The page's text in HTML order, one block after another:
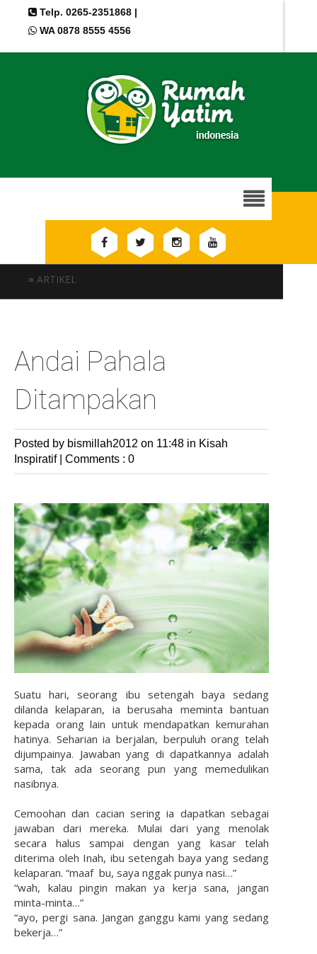
Telp. 0265-2351868 |
WA 0878 8555 4556
≡ ARTIKEL
Andai Pahala
Ditampakan
Posted by bismillah2012 on 11:48 in Kisah
Inspiratif
Comments : 0
Suatu hari, seorang ibu setengah baya sedang
dilanda kelaparan, ia berusaha meminta bantuan
kepada orang lain untuk mendapatkan kemurahan
hatinya. Seharian ia berjalan, berpuluh orang telah
dijumpainya. Jawaban yang di dapatkannya adalah
sama, tak ada seorang pun yang memedulikan
nasibnya.
Cemoohan dan cacian sering ia dapatkan sebagai
jawaban dari mereka. Mulai dari yang menolak
secara halus sampai dengan yang kasar telah
diterima oleh Inah, ibu setengah baya yang sedang
kelaparan. “maaf bu, saya nggak punya nasi…”
“wah, kalau pingin makan ya kerja sana, jangan
minta-minta…”
“ayo, pergi sana. Jangan ganggu kami yang sedang
bekerja…”